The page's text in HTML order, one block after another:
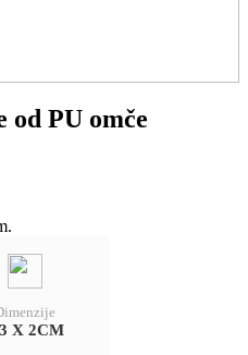
od PU omče
X 2CM